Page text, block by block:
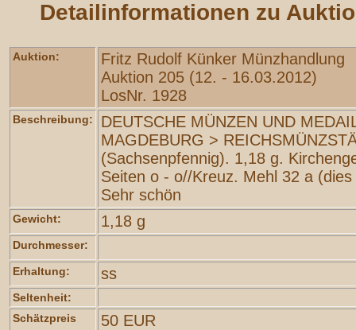
Detailinformationen zu
Auktion:
Fritz Rudolf Künker Münzhandlung
Auktion 205 (12. - 16.03.2012)
LosNr. 1928
Beschreibung:
DEUTSCHE MÜNZEN UND
MAGDEBURG >
(Sachsenpfennig). 1,18 g.
Seiten o - o//Kreuz. Mehl 32 a
Sehr schön
Gewicht: 1,18 g
Durchmesser:
Erhaltung: ss
Seltenheit:
Schätzpreis
50 EUR